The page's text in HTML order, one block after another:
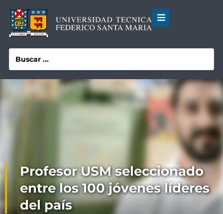
Profesor USM seleccionado
entre los 100 jóvenes líderes
del país